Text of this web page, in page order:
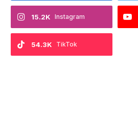
Instagram
15.2K
TikTok
54.3K